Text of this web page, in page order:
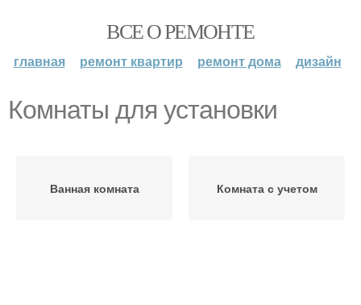
ВСЕ О РЕМОНТЕ
главная ремонт квартир ремонт дома дизайн
Комнаты для установки
Ванная комната Комната с учетом